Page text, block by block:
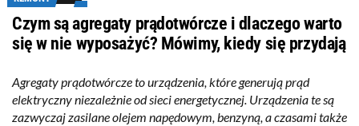
Czym są agregaty prądotwórcze i dlaczego warto
się w nie wyposażyć? Mówimy, kiedy się przydają
Agregaty prądotwórcze to urządzenia, które generują prąd
elektryczny niezależnie od sieci energetycznej. Urządzenia te są
zazwyczaj zasilane olejem napędowym, benzyną, a czasami także